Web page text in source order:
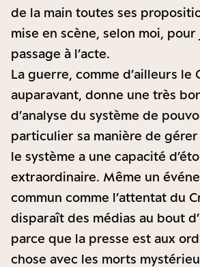
de la main toutes ses
mise en scène, selon moi,
passage à l’acte.
La guerre, comme d’ailleurs le
auparavant, donne une très
d’analyse du système de
particulier sa manière de gérer
le système a une capacité
extraordinaire. Même un
commun comme l’attentat du
disparaît des médias au bout
parce que la presse est aux
chose avec les morts